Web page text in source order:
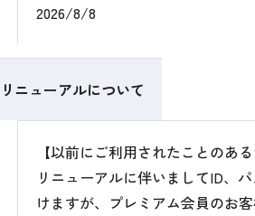
2026/8/8
リニューアルについて
【以前にご利用されたことのある
リニューアルに伴いましてID、
けますが、プレミアム会員のお